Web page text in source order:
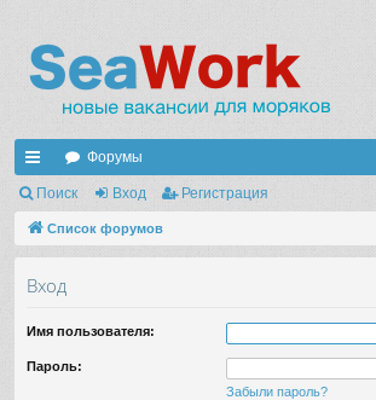
с
ы
Форумы
Поиск Вход Регистрация
Список форумов
Вход
Имя пользователя:
Пароль:
Забыли пароль?